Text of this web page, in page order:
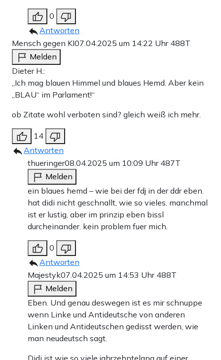
0
Antworten
Mensch gegen KI07.04.2025 um 14:22 Uhr 488T
Melden
Dieter H.:
„Ich mag blauen Himmel und blaues Hemd. Aber kein
„BLAU“ im Parlament!“
ob Zitate wohl verboten sind? gleich weiß ich mehr.
14
Antworten
thueringer08.04.2025 um 10:09 Uhr 487T
Melden
ein blaues hemd – wie bei der fdj in der ddr eben.
hat didi nicht geschnallt, wie so vieles. manchmal
ist er lustig, aber im prinzip eben bissl
durcheinander. kein problem fuer mich.
0
Antworten
Majestyk07.04.2025 um 14:53 Uhr 488T
Melden
Eben. Und genau deswegen ist es mir schnuppe
wenn Linke und Antideutsche von anderen
Linken und Antideutschen gedisst werden, wie
man neudeutsch sagt.